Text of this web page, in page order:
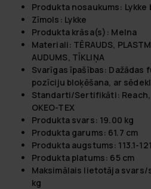
Produkta nosaukums:
Zīmols: Lykke
Produkta krāsa(s): Melna
Materiali: TĒRAUDS,
AUDUMS, TĪKLIŅA
Svarīgas īpašības: Dažādas
pozīciju bloķēšana, ar
Standarti/Sertifikāti:
OKEO-TEX
Produkta svars: 19.00 kg
Produkta garums: 61.7 cm
Produkta augstums: 113.1-
Produkta platums: 65 cm
Maksimālais lietotāja
kg